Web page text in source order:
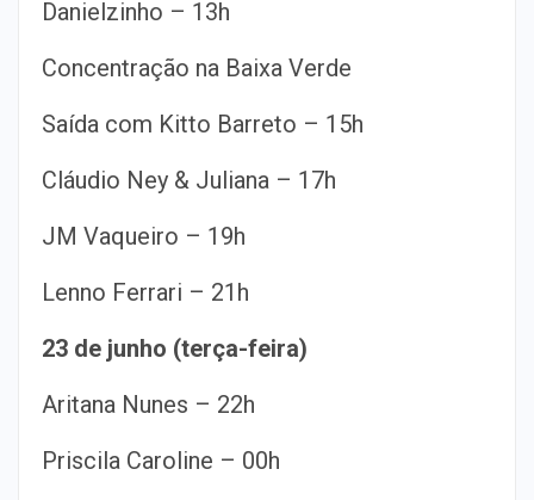
Danielzinho – 13h
Concentração na Baixa Verde
Saída com Kitto Barreto – 15h
Cláudio Ney & Juliana – 17h
JM Vaqueiro – 19h
Lenno Ferrari – 21h
23 de junho (terça-feira)
Aritana Nunes – 22h
Priscila Caroline – 00h